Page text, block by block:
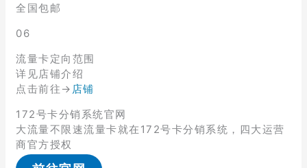
全国包邮
06
流量卡定向范围
详见店铺介绍
点击前往→ 店铺
172号卡分销系统官网
大流量不限速流量卡就在172号卡分销系统，四大运营
商官方授权